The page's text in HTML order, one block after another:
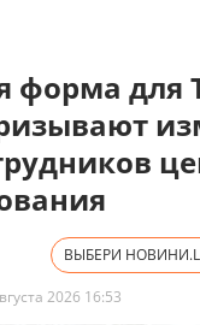
форма для
ВЫБЕРИ
2026 16:53